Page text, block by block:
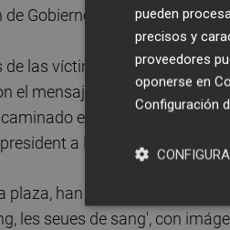
de Gobierno y Policía Local.
de las víctimas han portado
el mensaje 'No han mort,
en fila, al ritmo de
a Picassent'.
plaza, han hecho un amplio
les seues de sang', con
pueden
precisos y
proveedores
oponerse en
Configuración